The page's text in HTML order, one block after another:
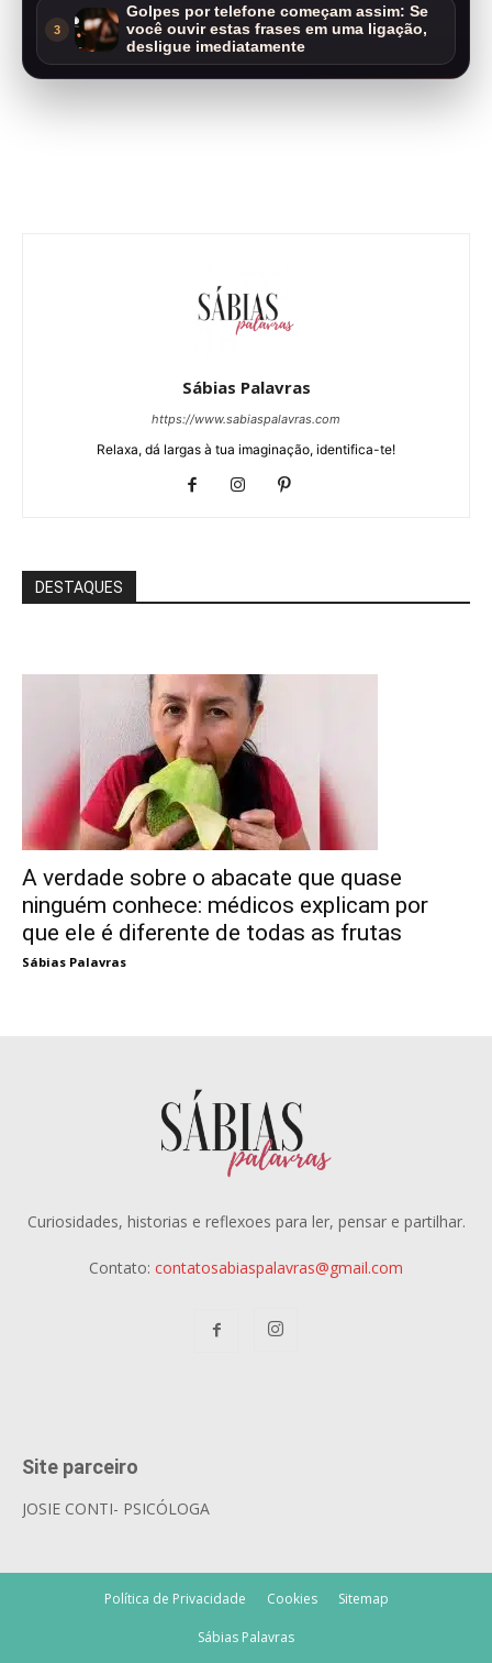
3
Golpes por telefone começam assim: Se
você ouvir estas frases em uma ligação,
desligue imediatamente
Sábias Palavras
https://www.sabiaspalavras.com
Relaxa, dá largas à tua imaginação, identifica-te!
DESTAQUES
A verdade sobre o abacate que quase
ninguém conhece: médicos explicam por
que ele é diferente de todas as frutas
Sábias Palavras
Curiosidades, historias e reflexoes para ler, pensar e partilhar.
Contato: contatosabiaspalavras@gmail.com
Site parceiro
JOSIE CONTI- PSICÓLOGA
Política de Privacidade Cookies Sitemap
Sábias Palavras